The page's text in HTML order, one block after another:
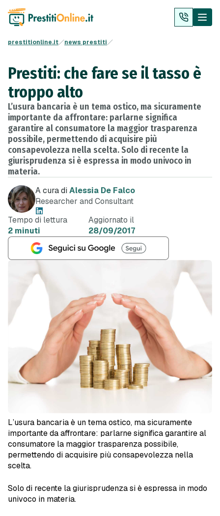
prestitionline.it news prestiti
Prestiti: che fare se il tasso è
troppo alto
L’usura bancaria è un tema ostico, ma sicuramente
importante da affrontare: parlarne significa
garantire al consumatore la maggior trasparenza
possibile, permettendo di acquisire più
consapevolezza nella scelta. Solo di recente la
giurisprudenza si è espressa in modo univoco in
materia.
A cura diAlessia De Falco
Researcher and Consultant
Tempo di lettura
2 minuti
Aggiornato il
28/09/2017
L’usura bancaria è un tema ostico, ma sicuramente
importante da affrontare: parlarne significa garantire al
consumatore la maggior trasparenza possibile,
permettendo di acquisire più consapevolezza nella
scelta.
Solo di recente la giurisprudenza si è espressa in modo
univoco in materia.